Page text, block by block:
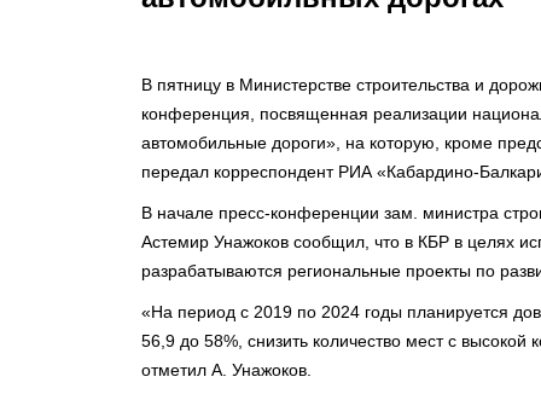
В пятницу в Министерстве строительства и
конференция, посвященная реализации
автомобильные дороги», на которую, кроме
передал корреспондент РИА «Кабардино-
В начале пресс-конференции зам. министра
Астемир Унажоков сообщил, что в КБР в целях
разрабатываются региональные проекты по
«На период с 2019 по 2024 годы планируется
56,9 до 58%, снизить количество мест с
отметил А. Унажоков.